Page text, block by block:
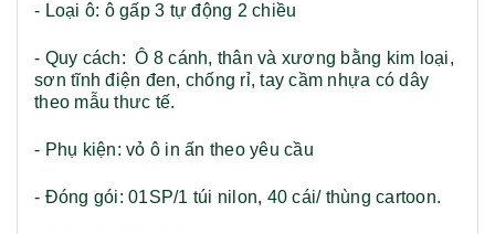
- Loại ô: ô gấp 3 tự động 2 chiều
- Quy cách: Ô 8 cánh, thân và xương bằng kim loại,
sơn tĩnh điện đen, chống rỉ, tay cầm nhựa có dây
theo mẫu thưc tế.
- Phụ kiện: vỏ ô in ấn theo yêu cầu
- Đóng gói: 01SP/1 túi nilon, 40 cái/ thùng cartoon.